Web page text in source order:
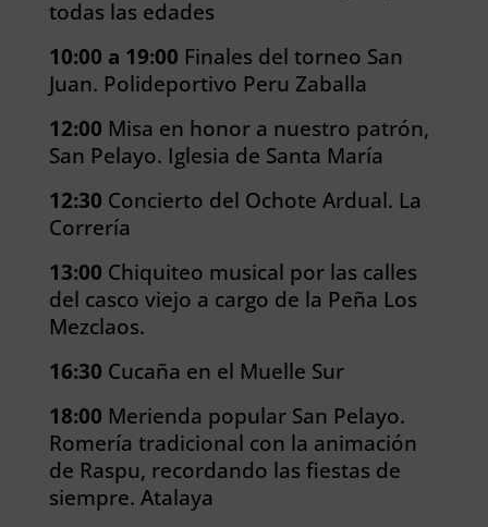
todas las edades
10:00 a 19:00 Finales del torneo San
Juan. Polideportivo Peru Zaballa
12:00 Misa en honor a nuestro patrón,
San Pelayo. Iglesia de Santa María
12:30 Concierto del Ochote Ardual. La
Correría
13:00 Chiquiteo musical por las calles
del casco viejo a cargo de la Peña Los
Mezclaos.
16:30 Cucaña en el Muelle Sur
18:00 Merienda popular San Pelayo.
Romería tradicional con la animación
de Raspu, recordando las fiestas de
siempre. Atalaya